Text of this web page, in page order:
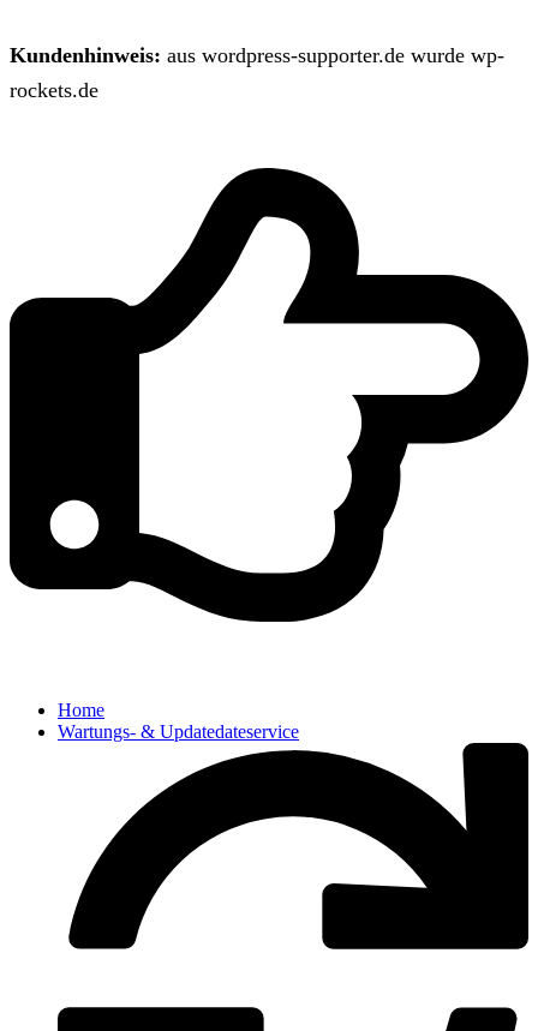
Kundenhinweis: aus wordpress-supporter.de wurde wp-
rockets.de
Home
Wartungs- & Updatedateservice